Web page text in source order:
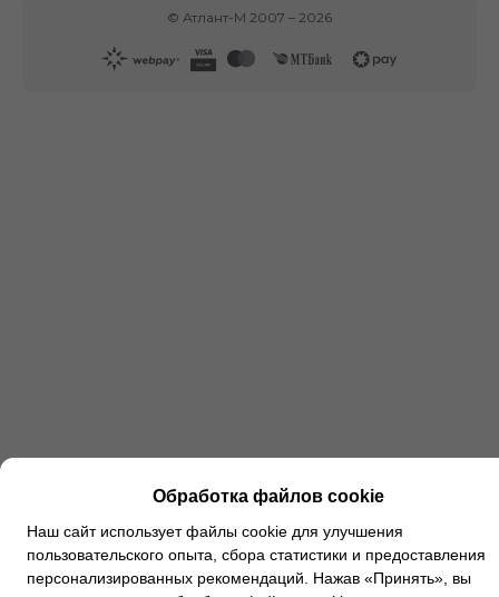
© Атлант-М 2007 – 2026
Обработка файлов cookie
Наш сайт использует файлы cookie для улучшения
пользовательского опыта, сбора статистики и предоставления
персонализированных рекомендаций. Нажав «Принять», вы